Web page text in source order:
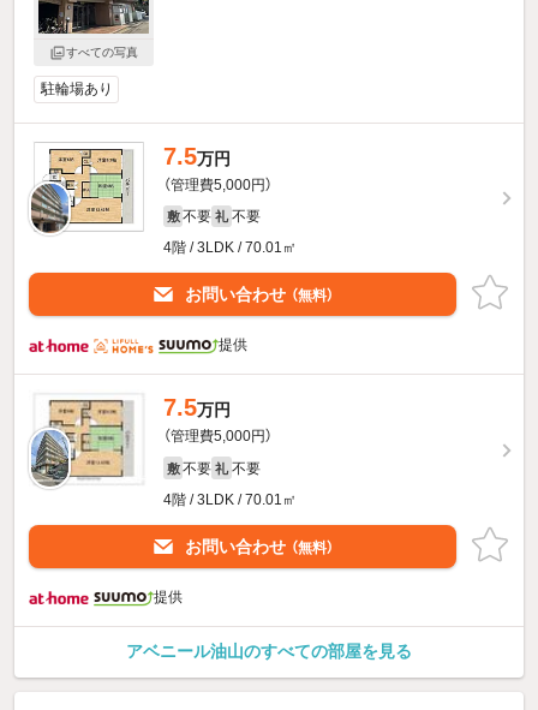
すべての写真
駐輪場あり
7.5万円
（管理費5,000円）
敷 不要 礼 不要
4階 / 3LDK / 70.01㎡
お問い合わせ （無料）
提供
7.5万円
（管理費5,000円）
敷 不要 礼 不要
4階 / 3LDK / 70.01㎡
お問い合わせ （無料）
提供
アベニール油山のすべての部屋を見る